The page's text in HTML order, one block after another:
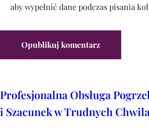
aby wypełnić dane podczas pisania
Profesjonalna Obsługa
i Szacunek w Trudnych